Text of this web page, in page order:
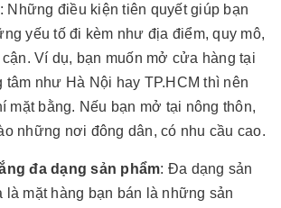
: Những điều kiện tiên quyết giúp bạn
yếu tố đi kèm như địa điểm, quy mô,
Ví dụ, bạn muốn mở cửa hàng tại
tâm như Hà Nội hay TP.HCM thì nên
mặt bằng. Nếu bạn mở tại nông thôn,
những nơi đông dân, có nhu cầu cao.
đa dạng sản phẩm: Đa dạng sản
là mặt hàng bạn bán là những sản